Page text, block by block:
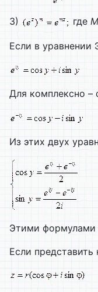
3) где M
Если в уравнении
Для комплексно –
Из этих двух
Этими формулами
Если